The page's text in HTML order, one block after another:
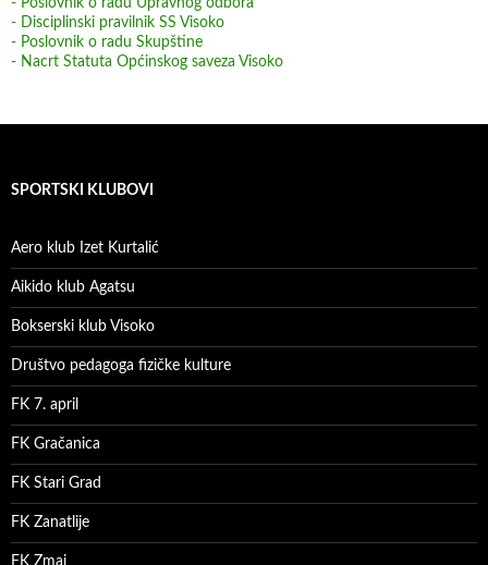
- Poslovnik o radu Upravnog odbora
- Disciplinski pravilnik SS Visoko
- Poslovnik o radu Skupštine
- Nacrt Statuta Općinskog saveza Visoko
SPORTSKI KLUBOVI
Aero klub Izet Kurtalić
Aikido klub Agatsu
Bokserski klub Visoko
Društvo pedagoga fizičke kulture
FK 7. april
FK Gračanica
FK Stari Grad
FK Zanatlije